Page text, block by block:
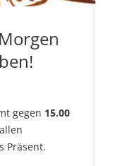
gegen 15.00
Präsent.